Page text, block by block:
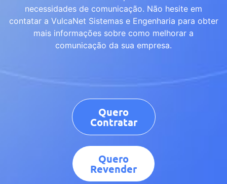
necessidades de comunicação. Não hesite em
contatar a VulcaNet Sistemas e Engenharia para obter
mais informações sobre como melhorar a
comunicação da sua empresa.
Quero
Contratar
Quero
Revender